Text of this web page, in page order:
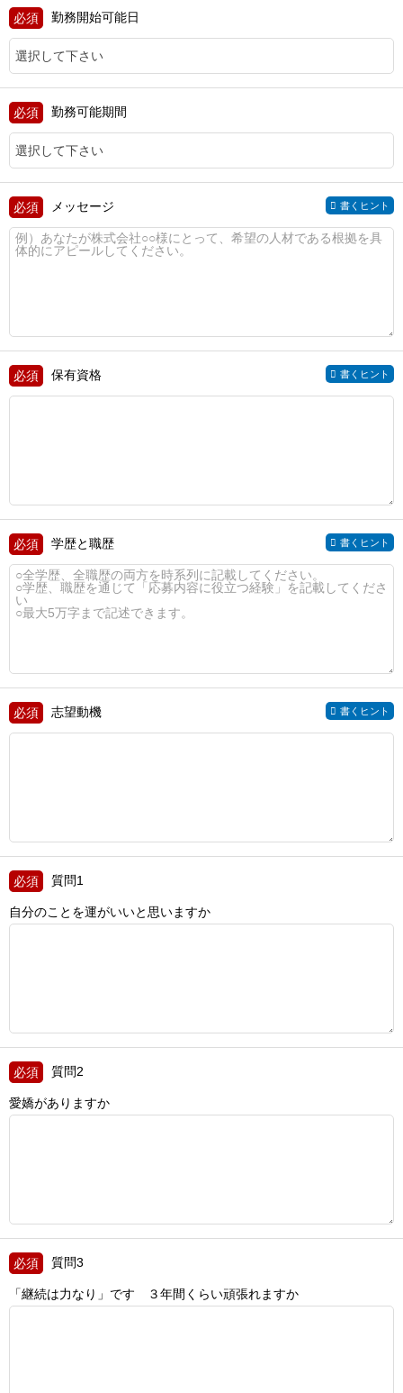
勤務開始可能日
勤務可能期間
書くヒント
メッセージ
書くヒント
保有資格
書くヒント
学歴と職歴
書くヒント
志望動機
質問1
自分のことを運がいいと思いますか
質問2
愛嬌がありますか
質問3
「継続は力なり」です ３年間くらい頑張れますか